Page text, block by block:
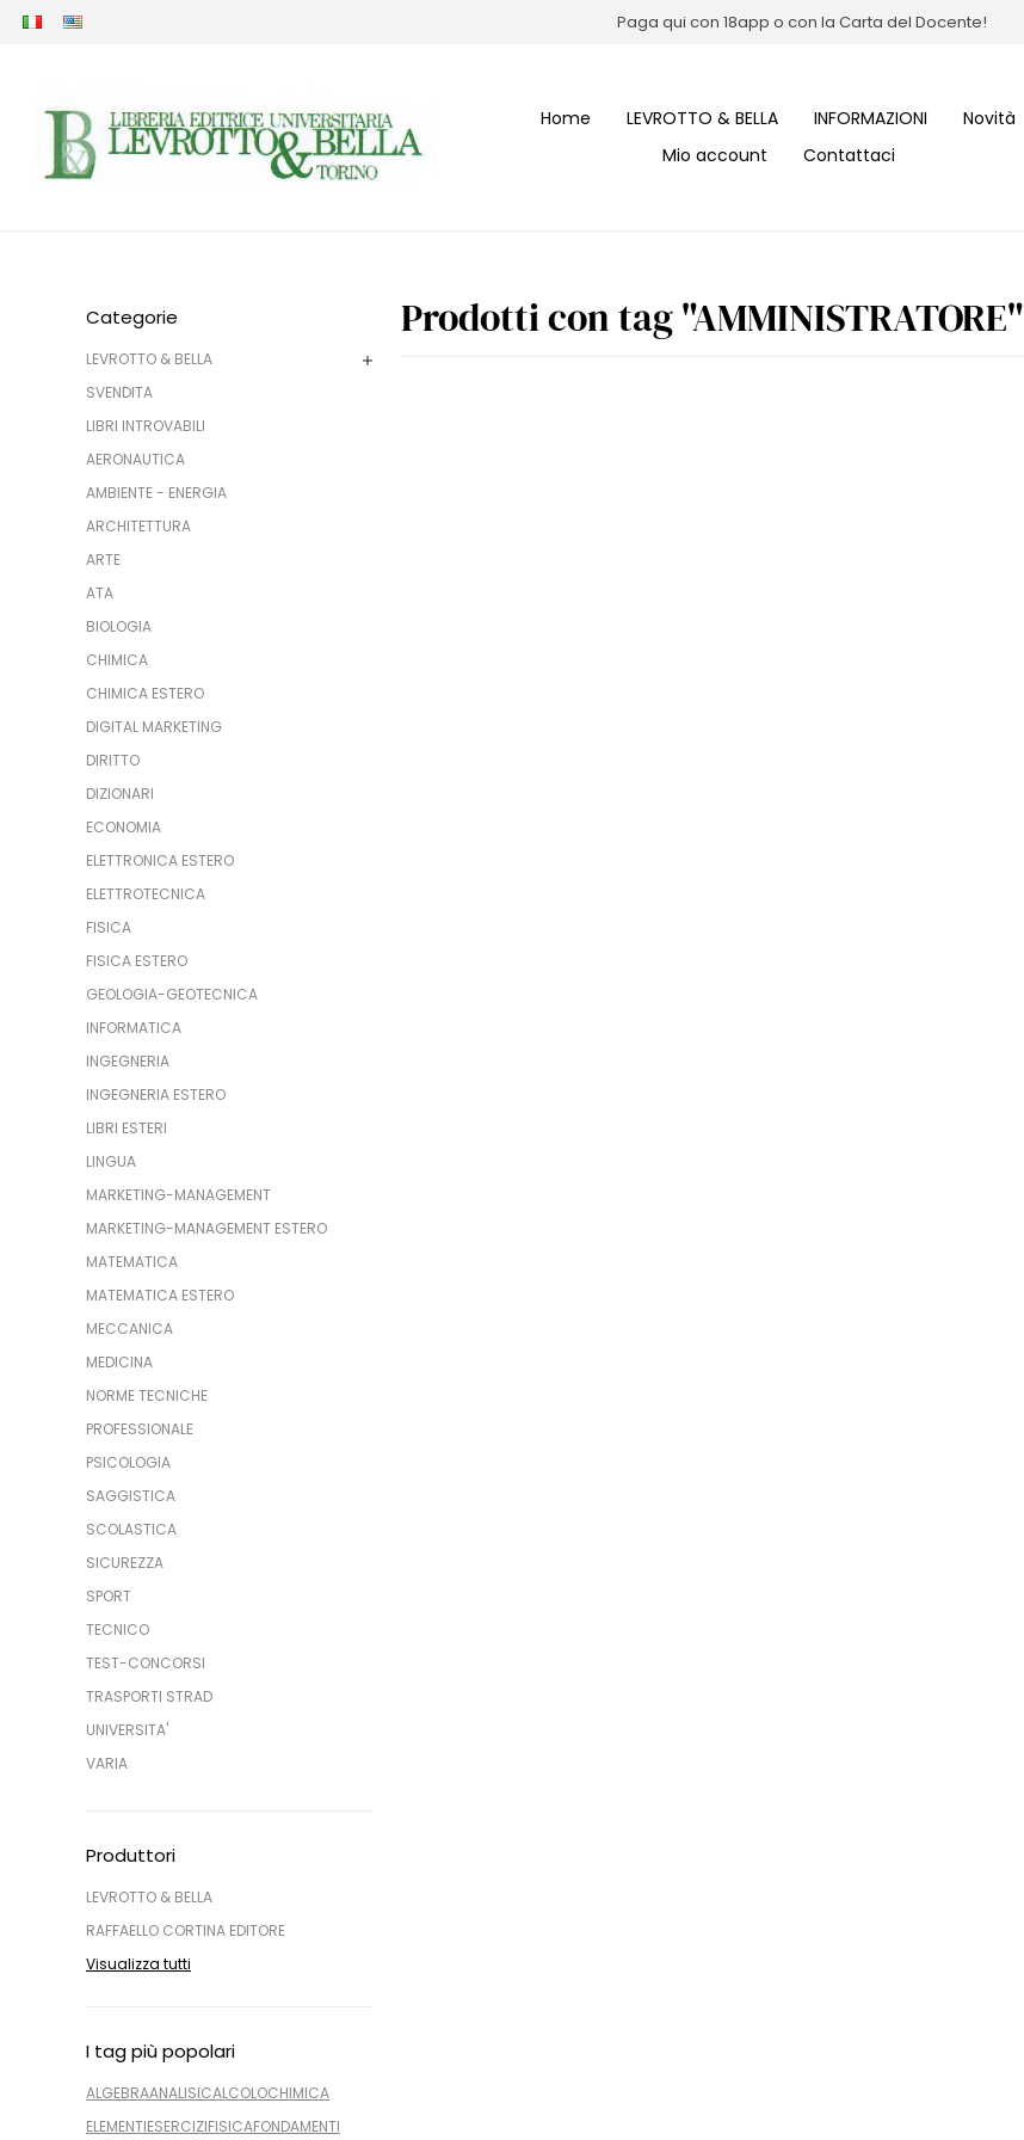
Paga qui con 18app o con la Carta del Docente!
Home LEVROTTO & BELLA INFORMAZIONI
Novità
Mio account
Contattaci
Categorie
LEVROTTO & BELLA
SVENDITA
LIBRI INTROVABILI
AERONAUTICA
AMBIENTE - ENERGIA
ARCHITETTURA
ARTE
ATA
BIOLOGIA
CHIMICA
CHIMICA ESTERO
DIGITAL MARKETING
DIRITTO
DIZIONARI
ECONOMIA
ELETTRONICA ESTERO
ELETTROTECNICA
FISICA
FISICA ESTERO
GEOLOGIA-GEOTECNICA
INFORMATICA
INGEGNERIA
INGEGNERIA ESTERO
LIBRI ESTERI
LINGUA
MARKETING-MANAGEMENT
MARKETING-MANAGEMENT ESTERO
MATEMATICA
MATEMATICA ESTERO
MECCANICA
MEDICINA
NORME TECNICHE
PROFESSIONALE
PSICOLOGIA
SAGGISTICA
SCOLASTICA
SICUREZZA
SPORT
TECNICO
TEST-CONCORSI
TRASPORTI STRAD
UNIVERSITA'
VARIA
Produttori
LEVROTTO & BELLA
RAFFAELLO CORTINA EDITORE
Visualizza tutti
I tag più popolari
ALGEBRAANALISICALCOLOCHIMICA
ELEMENTIESERCIZIFISICAFONDAMENTI
Prodotti con tag "AMMINISTRATORE"